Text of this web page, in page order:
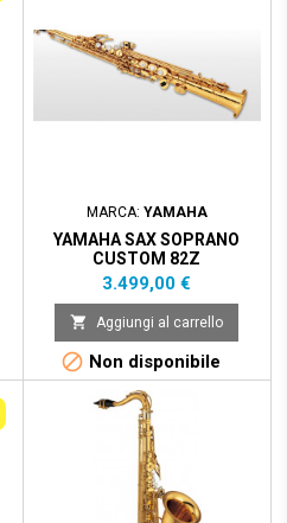
MARCA: YAMAHA
YAMAHA SAX SOPRANO
CUSTOM 82Z
Prezzo
3.499,00 €
 Aggiungi al carrello
 Non disponibile